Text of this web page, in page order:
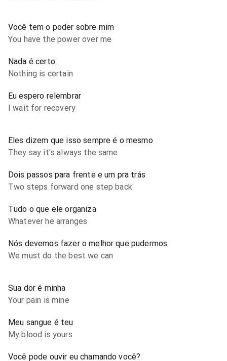
Você tem o poder sobre mim
You have the power over me
Nada é certo
Nothing is certain
Eu espero relembrar
I wait for recovery
Eles dizem que isso sempre é o mesmo
They say it's always the same
Dois passos para frente e um pra trás
Two steps forward one step back
Tudo o que ele organiza
Whatever he arranges
Nós devemos fazer o melhor que pudermos
We must do the best we can
Sua dor é minha
Your pain is mine
Meu sangue é teu
My blood is yours
Você pode ouvir eu chamando você?